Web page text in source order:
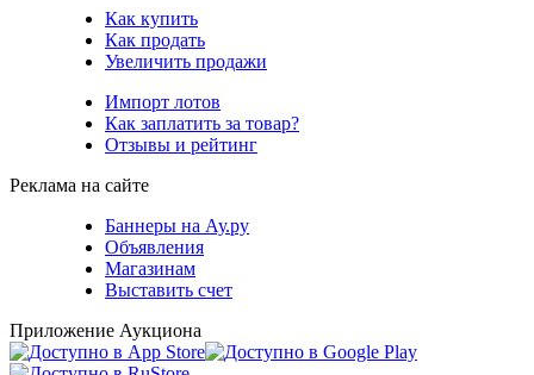
Как купить
Как продать
Увеличить продажи
Импорт лотов
Как заплатить за товар?
Отзывы и рейтинг
Реклама на сайте
Баннеры на Ау.ру
Объявления
Магазинам
Выставить счет
Приложение Аукциона